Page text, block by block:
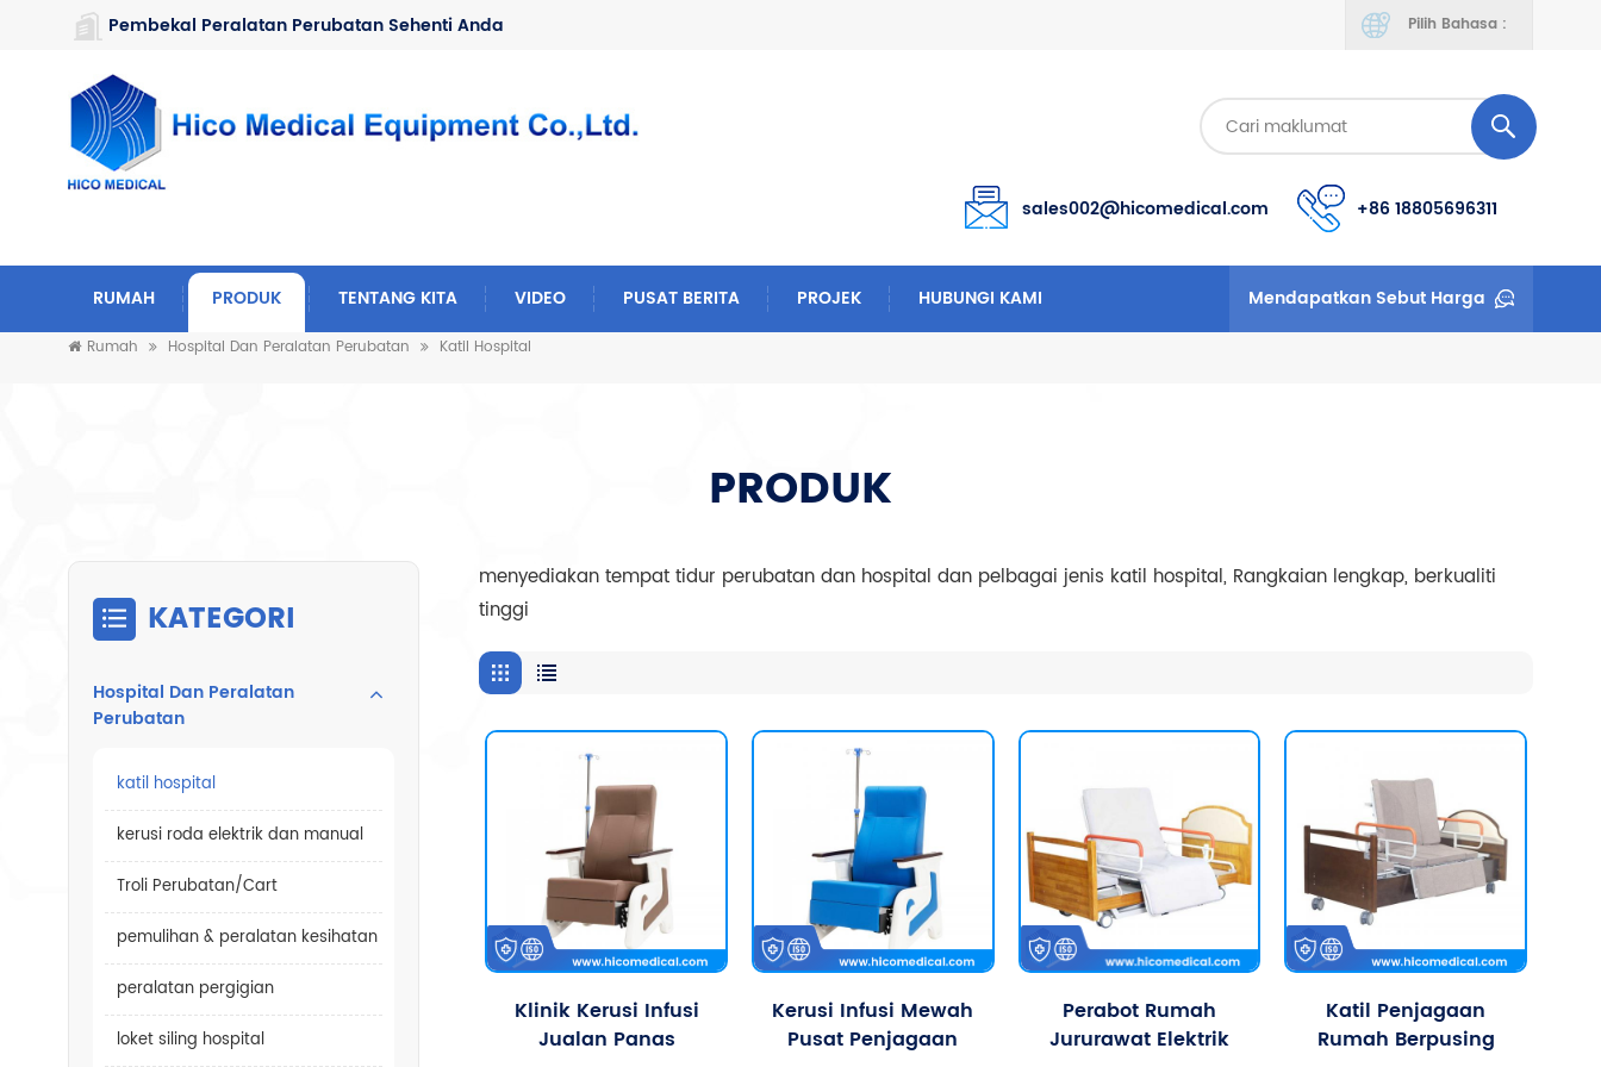
https://www.microsoft.com/en-us/microsoft-teams/log-in
Pembekal Peralatan Perubatan Sehenti Anda Pilih Bahasa :
sales002@hicomedical.com +86 18805696311
RUMAH PRODUK TENTANG KITA VIDEO PUSAT BERITA PROJEK HUBUNGI KAMI Mendapatkan Sebut Harga
Rumah Hospital Dan Peralatan Perubatan Katil Hospital
PRODUK
menyediakan tempat tidur perubatan dan hospital dan pelbagai jenis katil hospital, Rangkaian lengkap, berkualiti
tinggi
Klinik Kerusi Infusi
Jualan Panas
Kerusi Infusi Mewah
Pusat Penjagaan
Perabot Rumah
Jururawat Elektrik
Katil Penjagaan
Rumah Berpusing
KATEGORI
Hospital Dan Peralatan
Perubatan
katil hospital
kerusi roda elektrik dan manual
Troli Perubatan/Cart
pemulihan & peralatan kesihatan
peralatan pergigian
loket siling hospital